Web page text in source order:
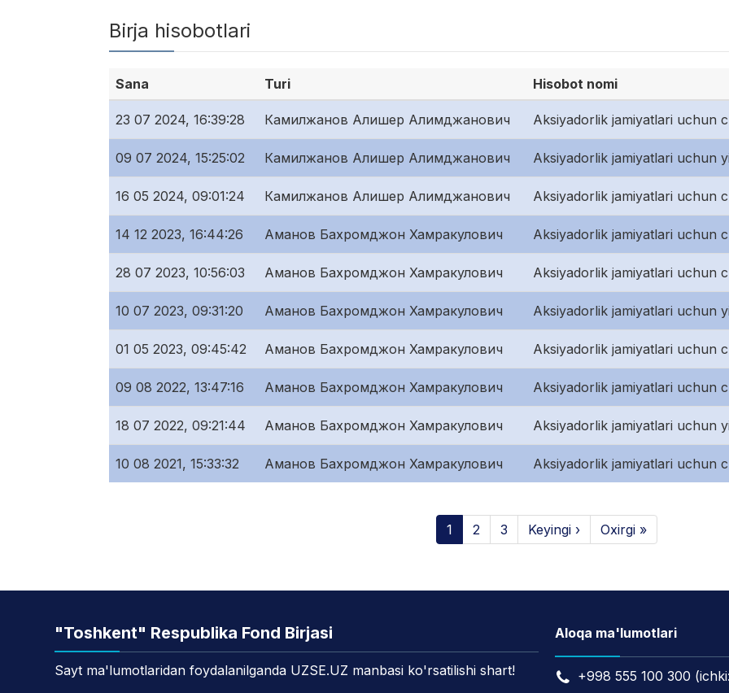
Birja hisobotlari
Sana Turi Hisobot nomi
23 07 2024, 16:39:28 Камилжанов Алишер Алимджанович Aksiyadorlik jamiyatlari uchun
09 07 2024, 15:25:02 Камилжанов Алишер Алимджанович Aksiyadorlik jamiyatlari uchun
16 05 2024, 09:01:24 Камилжанов Алишер Алимджанович Aksiyadorlik jamiyatlari uchun
14 12 2023, 16:44:26 Аманов Бахромджон Хамракулович Aksiyadorlik jamiyatlari uchun
28 07 2023, 10:56:03 Аманов Бахромджон Хамракулович Aksiyadorlik jamiyatlari uchun
10 07 2023, 09:31:20 Аманов Бахромджон Хамракулович Aksiyadorlik jamiyatlari uchun
01 05 2023, 09:45:42 Аманов Бахромджон Хамракулович Aksiyadorlik jamiyatlari uchun
09 08 2022, 13:47:16 Аманов Бахромджон Хамракулович Aksiyadorlik jamiyatlari uchun
18 07 2022, 09:21:44 Аманов Бахромджон Хамракулович Aksiyadorlik jamiyatlari uchun
10 08 2021, 15:33:32 Аманов Бахромджон Хамракулович Aksiyadorlik jamiyatlari uchun
1 2 3 Keyingi › Oxirgi »
"Toshkent" Respublika Fond Birjasi
Sayt ma'lumotlaridan foydalanilganda UZSE.UZ manbasi ko'rsatilishi shart!
Aloqa ma'lumotlari
+998 555 100 300